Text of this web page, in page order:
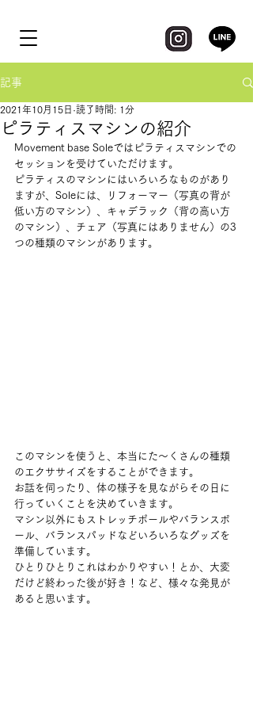
記事
ピラティスマシンの紹介
2021年10月15日 読了時間: 1分
Movement base Soleではピラティスマシンでの
セッションを受けていただけます。
ピラティスのマシンにはいろいろなものがあり
ますが、Soleには、リフォーマー（写真の背が
低い方のマシン）、キャデラック（背の高い方
のマシン）、チェア（写真にはありません）の3
つの種類のマシンがあります。
このマシンを使うと、本当にた〜くさんの種類
のエクササイズをすることができます。
お話を伺ったり、体の様子を見ながらその日に
行っていくことを決めていきます。
マシン以外にもストレッチポールやバランスボ
ール、バランスパッドなどいろいろなグッズを
準備しています。
ひとりひとりこれはわかりやすい！とか、大変
だけど終わった後が好き！など、様々な発見が
あると思います。